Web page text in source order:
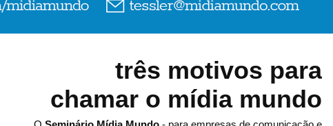
três motivos para
chamar o mídia mundo